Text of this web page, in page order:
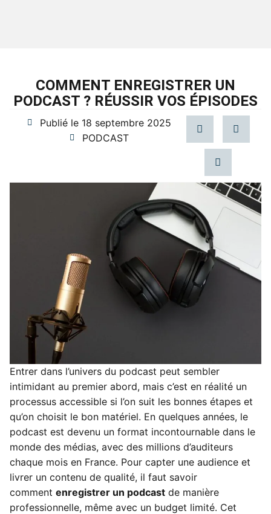
COMMENT ENREGISTRER UN
PODCAST ? RÉUSSIR VOS ÉPISODES
Publié le 18 septembre 2025
PODCAST
Entrer dans l’univers du podcast peut sembler
intimidant au premier abord, mais c’est en réalité un
processus accessible si l’on suit les bonnes étapes et
qu’on choisit le bon matériel. En quelques années, le
podcast est devenu un format incontournable dans le
monde des médias, avec des millions d’auditeurs
chaque mois en France. Pour capter une audience et
livrer un contenu de qualité, il faut savoir
comment enregistrer un podcast de manière
professionnelle, même avec un budget limité. Cet